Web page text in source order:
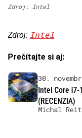
Zdroj: Intel
Zdroj: Intel
Prečítajte si aj:
30.
Intel Core
(RECENZIA)
Michal